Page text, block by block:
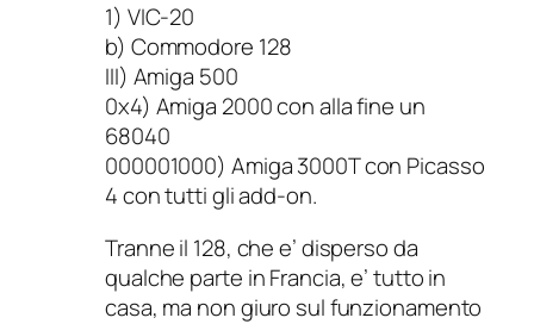
1) VIC-20
b) Commodore 128
III) Amiga 500
0x4) Amiga 2000 con alla fine un
68040
000001000) Amiga 3000T con Picasso
4 con tutti gli add-on.
Tranne il 128, che e’ disperso da
qualche parte in Francia, e’ tutto in
casa, ma non giuro sul funzionamento